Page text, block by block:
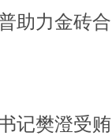
助力金砖合
记樊澄受贿